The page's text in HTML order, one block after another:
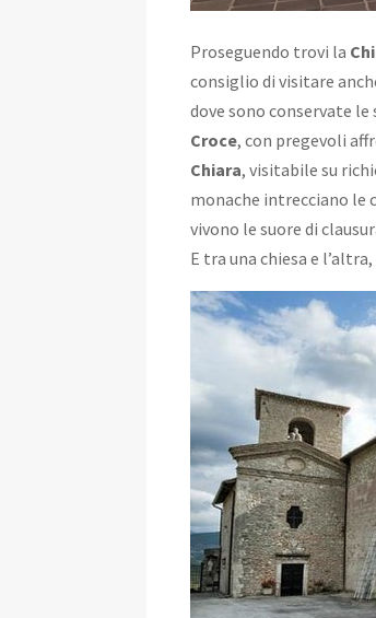
Proseguendo trovi la
consiglio di visitare
dove sono conservate
Croce, con pregevoli
Chiara, visitabile su
monache intrecciano le
vivono le suore di
E tra una chiesa e